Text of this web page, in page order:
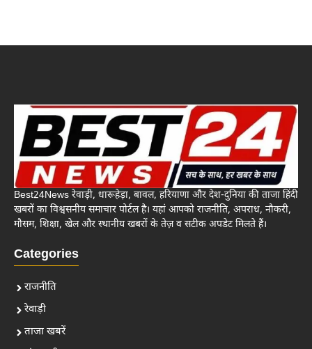
Best24News रेवाड़ी, धारूहेड़ा, बावल, हरियाणा और देश-दुनिया की ताजा हिंदी
खबरों का विश्वसनीय समाचार पोर्टल है। यहां आपको राजनीति, अपराध, नौकरी,
मौसम, शिक्षा, खेल और स्थानीय खबरों के तेज़ व सटीक अपडेट मिलते हैं।
Categories
राजनीति
रेवाड़ी
ताजा खबरें